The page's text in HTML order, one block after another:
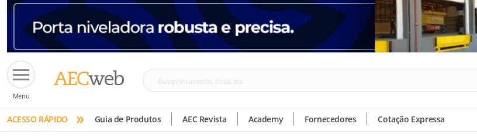
Menu
Busque
tinta,
etc
ACESSO RÁPIDO » Guia de Produtos AEC Revista Academy Fornecedores Cotação Expressa